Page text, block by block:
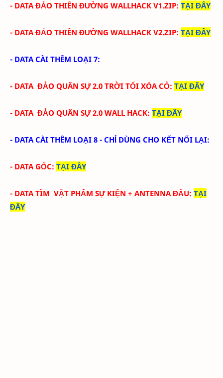
- DATA ĐẢO THIÊN ĐƯỜNG WALLHACK V1.ZIP: TẠI ĐÂY
- DATA ĐẢO THIÊN ĐƯỜNG WALLHACK V2.ZIP: TẠI ĐÂY
- DATA CÀI THÊM LOẠI 7:
- DATA ĐẢO QUÂN SỰ 2.0 TRỜI TỐI XÓA CỎ: TẠI ĐÂY
- DATA ĐẢO QUÂN SỰ 2.0 WALL HACK: TẠI ĐÂY
- DATA CÀI THÊM LOẠI 8 - CHỈ DÙNG CHO KẾT NỐI LẠI:
- DATA GỐC: TẠI ĐÂY
- DATA TÌM VẬT PHẨM SỰ KIỆN + ANTENNA ĐẦU: TẠI
ĐÂY